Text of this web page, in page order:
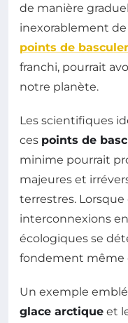
de manière
inexorablement
points de
franchi, pourrait
notre planète.
Les scientifiques
ces points de
minime pourrait
majeures et
terrestres.
interconnexions
écologiques se
fondement même
Un exemple
glace arctique et